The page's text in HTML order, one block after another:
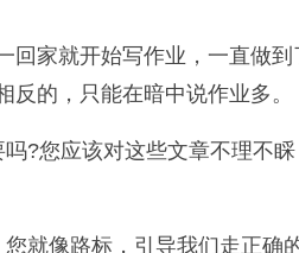
家就开始写作业，一直做到
的，只能在暗中说作业多。
?您应该对这些文章不理不
就像路标，引导我们走正确